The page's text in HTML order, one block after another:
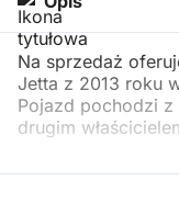
Na sprzedaż
Jetta z 2013 roku
Pojazd pochodzi z
drugim